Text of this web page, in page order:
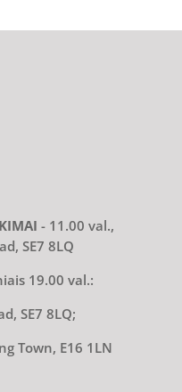
- 11.00 val.,
SE7 8LQ
19.00 val.:
SE7 8LQ;
Town, E16 1LN